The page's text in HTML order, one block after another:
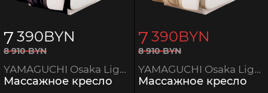
7 390BYN
8 910BYN
YAMAGUCHI Osaka Light Brown
Массажное кресло
7 390BYN
8 910BYN
YAMAGUCHI Osaka Light
Массажное кресло